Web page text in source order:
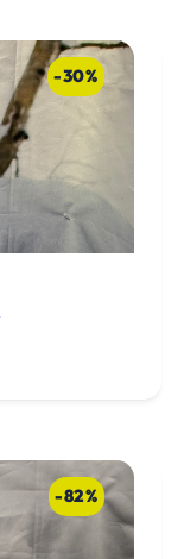
-30%
-82%